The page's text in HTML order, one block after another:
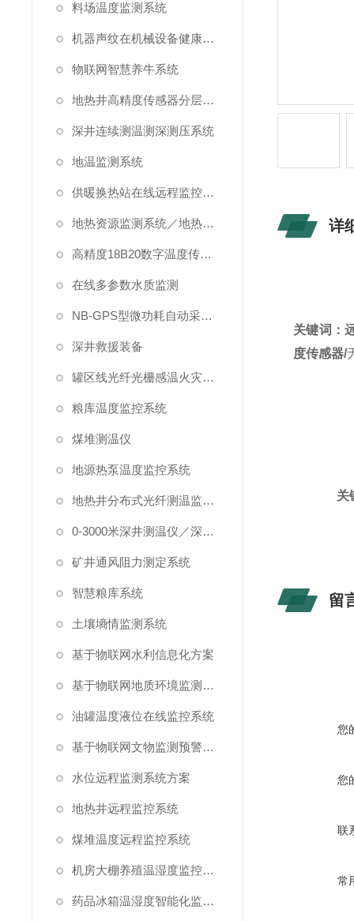
料场温度监测系统
机器声纹在机械设备健康状态监测中的应用
物联网智慧养牛系统
地热井高精度传感器分层测温方案
深井连续测温测深测压系统
地温监测系统
供暖换热站在线远程监控系统方案
地热资源监测系统／地热管理系统
高精度18B20数字温度传感器
在线多参数水质监测
NB-GPS型微功耗自动采集系统
深井救援装备
罐区线光纤光栅感温火灾探测系统
粮库温度监控系统
煤堆测温仪
地源热泵温度监控系统
地热井分布式光纤测温监测系统
0-3000米深井测温仪／深水测温仪
矿井通风阻力测定系统
智慧粮库系统
土壤墒情监测系统
基于物联网水利信息化方案
基于物联网地质环境监测预警方案
油罐温度液位在线监控系统
基于物联网文物监测预警解决方案
水位远程监测系统方案
地热井远程监控系统
煤堆温度远程监控系统
机房大棚养殖温湿度监控系统
药品冰箱温湿度智能化监控系统方案
详
关键词：
度传感器/
关
留
您
您
联
常